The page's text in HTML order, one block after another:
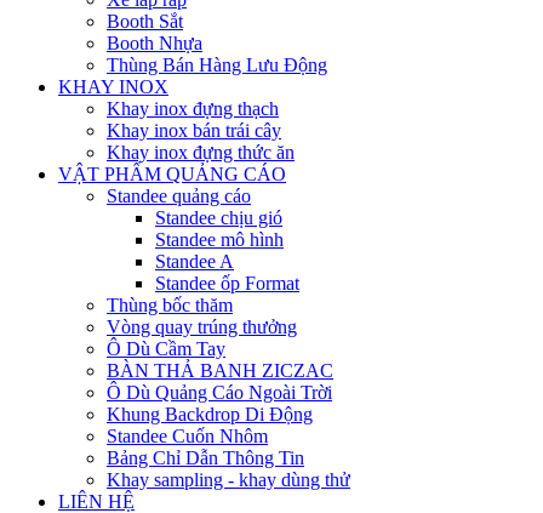
Booth Sắt
Booth Nhựa
Thùng Bán Hàng Lưu Động
KHAY INOX
Khay inox đựng thạch
Khay inox bán trái cây
Khay inox đựng thức ăn
VẬT PHẨM QUẢNG CÁO
Standee quảng cáo
Standee chịu gió
Standee mô hình
Standee A
Standee ốp Format
Thùng bốc thăm
Vòng quay trúng thưởng
Ô Dù Cầm Tay
BÀN THẢ BANH ZICZAC
Ô Dù Quảng Cáo Ngoài Trời
Khung Backdrop Di Động
Standee Cuốn Nhôm
Bảng Chỉ Dẫn Thông Tin
Khay sampling - khay dùng thử
LIÊN HỆ